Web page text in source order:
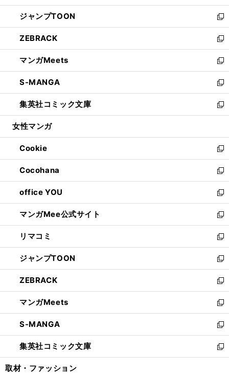
開
く
ウ
で
開
く
ン
ド
ウ
で
開
く
ウ
ィ
ン
ド
ウ
で
開
く
し
い
ウ
ィ
ン
ド
ウ
で
開
く
ジャンプTOON
新
し
い
ウ
ィ
ン
ド
ウ
で
開
ZEBRACK
新
し
い
ウ
ィ
ン
ド
ウ
開
く
マンガMeets
新
し
い
ウ
ィ
ン
ウ
で
開
く
S-MANGA
新
し
い
ウ
ン
ド
ウ
で
開
く
集英社コミック文庫
新
し
ウ
ィ
ン
ド
ウ
で
開
く
女性マンガ
Cookie
新
し
い
ウ
ィ
ン
ド
ウ
で
開
く
Cocohana
新
し
い
ウ
ィ
ン
ド
ウ
で
開
く
office YOU
新
し
い
ウ
ィ
ン
ド
ウ
で
開
く
マンガMee公式サイト
新
し
い
ウ
ィ
ン
ド
ウ
で
開
く
リマコミ
新
し
い
ウ
ィ
ン
ド
ウ
で
開
く
ジャンプTOON
新
し
い
ウ
ィ
ン
ド
ウ
で
開
ZEBRACK
新
し
い
ウ
ィ
ン
ド
ウ
マンガMeets
新
し
い
ウ
ィ
ン
S-MANGA
新
し
い
ウ
集英社コミック文庫
新
し
取材・ファッション